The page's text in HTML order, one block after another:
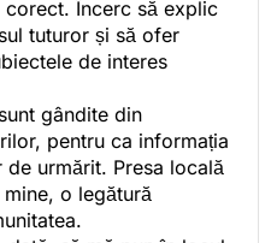
corect. Încerc să explic
tuturor și să ofer
de interes
gândite din
pentru ca informația
de urmărit. Presa locală
o legătură